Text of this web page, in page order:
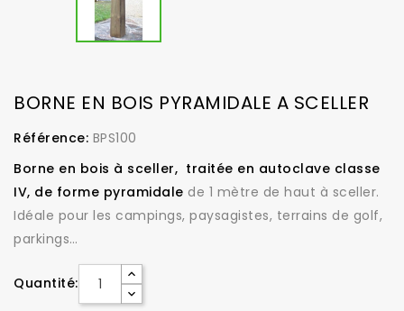
BORNE EN BOIS PYRAMIDALE A SCELLER
Référence: BPS100
Borne en bois à sceller, traitée en autoclave classe
IV, de forme pyramidale de 1 mètre de haut à sceller.
Idéale pour les campings, paysagistes, terrains de golf,
parkings…
Quantité: